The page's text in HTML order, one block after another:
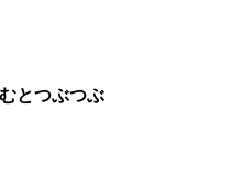
とつぶつぶ